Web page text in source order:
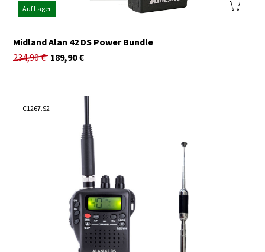
Auf Lager
Midland Alan 42 DS Power Bundle
234,90€ €
189,90
C1267.S2